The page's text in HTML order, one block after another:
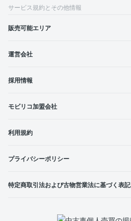
サービス規約とその他情報
販売可能エリア
運営会社
採用情報
モビリコ加盟会社
利用規約
プライバシーポリシー
特定商取引法および古物営業法に基づく表記